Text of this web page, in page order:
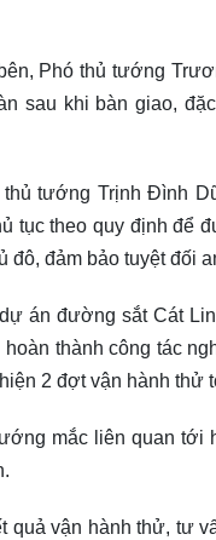
Phó thủ tướng
sau khi bàn giao,
tướng Trịnh Đình
tục theo quy định để
đô, đảm bảo tuyệt đối
án đường sắt Cát
thành công tác
2 đợt vận hành thử
mắc liên quan
quả vận hành thử, tư